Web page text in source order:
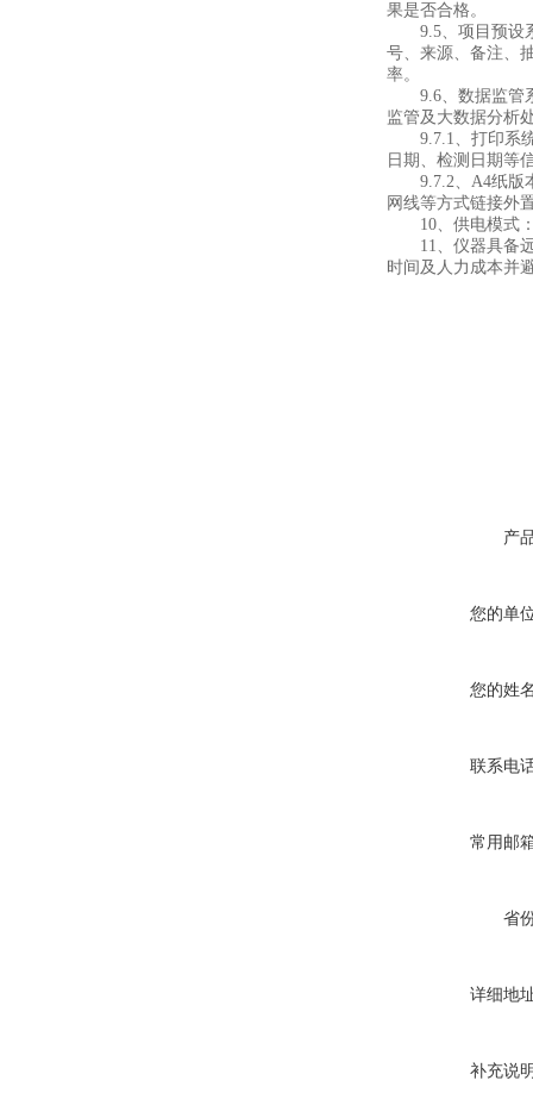
果是否合格。
9.5、项目预设系
号、来源、备注、
率。
9.6、数据监管系
监管及大数据分析
9.7.1、打印系统
日期、检测日期等
9.7.2、A4纸版本
网线等方式链接外
10、供电模式：
11、仪器具备远
时间及人力成本并
产
您的单
您的姓
联系电
常用邮
省
详细地
补充说